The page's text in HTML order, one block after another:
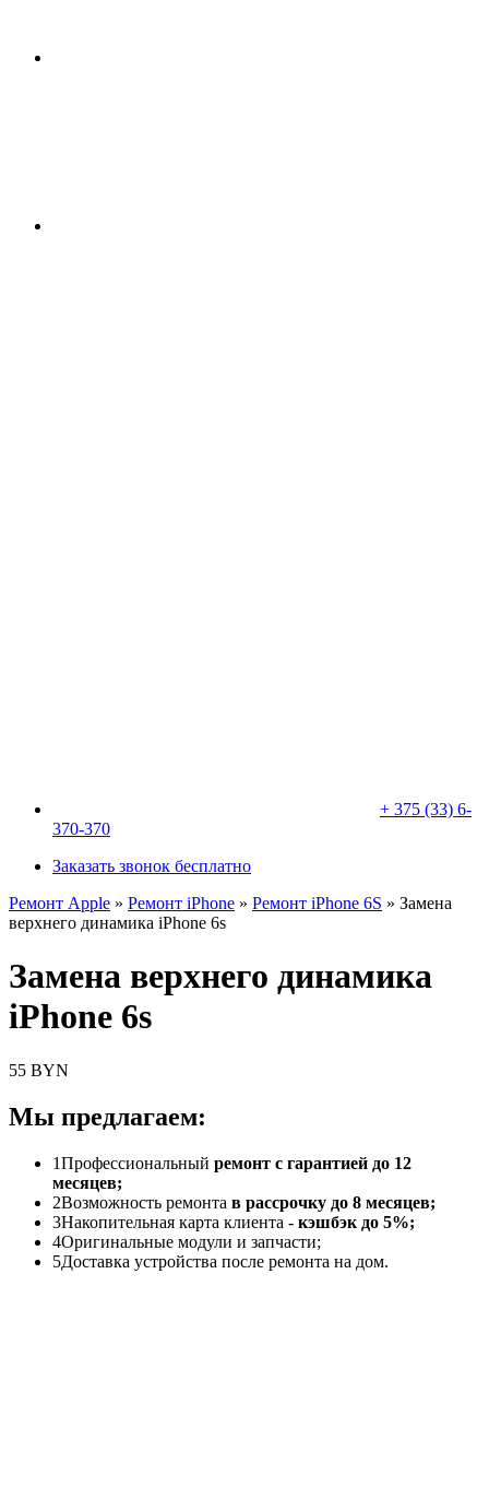
+ 375 (33) 6-
370-370
Заказать звонок бесплатно
Ремонт Apple » Ремонт iPhone » Ремонт iPhone 6S » Замена
верхнего динамика iPhone 6s
Замена верхнего динамика
iPhone 6s
55 BYN
Мы предлагаем:
1Профессиональный ремонт с гарантией до 12
месяцев;
2Возможность ремонта в рассрочку до 8 месяцев;
3Накопительная карта клиента - кэшбэк до 5%;
4Оригинальные модули и запчасти;
5Доставка устройства после ремонта на дом.